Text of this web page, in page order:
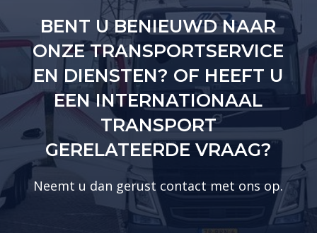
BENT U BENIEUWD NAAR
ONZE TRANSPORTSERVICE
EN DIENSTEN? OF HEEFT U
EEN INTERNATIONAAL
TRANSPORT
GERELATEERDE VRAAG?
Neemt u dan gerust contact met ons op.